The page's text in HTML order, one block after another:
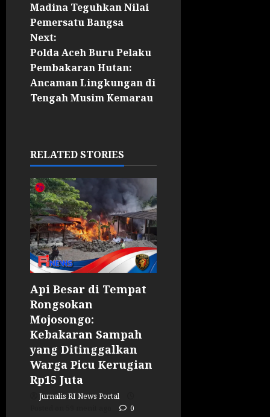
Madina Teguhkan Nilai
Pemersatu Bangsa
Next:
Polda Aceh Buru Pelaku
Pembakaran Hutan:
Ancaman Lingkungan di
Tengah Musim Kemarau
RELATED STORIES
Api Besar di Tempat
Rongsokan
Mojosongo:
Kebakaran Sampah
yang Ditinggalkan
Warga Picu Kerugian
Rp15 Juta
Jurnalis RI News Portal
0